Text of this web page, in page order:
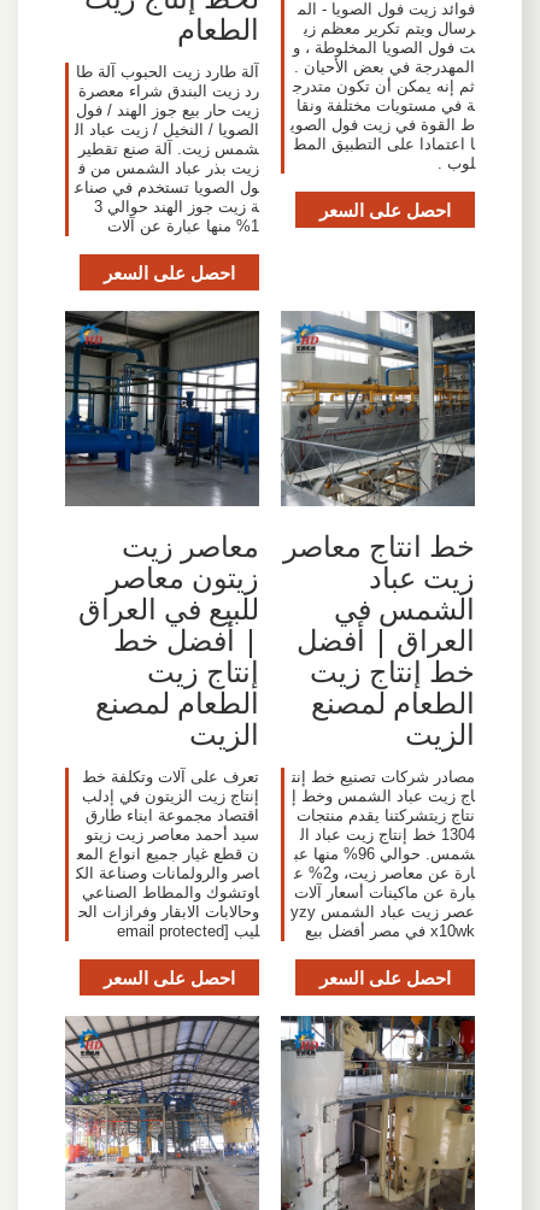
فوائد زيت فول الصويا - الم
رسال ويتم تكرير معظم زي
ت فول الصويا المخلوطة ، و
المهدرجة في بعض الأحيان .
ثم إنه يمكن أن تكون متدرج
ة في مستويات مختلفة ونقا
ط القوة في زيت فول الصوي
ا اعتمادا على التطبيق المط
لوب .
احصل على السعر
الطعام
آلة طارد زيت الحبوب آلة طا
رد زيت البندق شراء معصرة
زيت حار بيع جوز الهند / فول
الصويا / النخيل / زيت عباد ال
شمس زيت. آلة صنع تقطير
زيت بذر عباد الشمس من ف
ول الصويا تستخدم في صناع
ة زيت جوز الهند حوالي 3
1% منها عبارة عن آلات
احصل على السعر
خط انتاج معاصر
زيت عباد
الشمس في
العراق | أفضل
خط إنتاج زيت
الطعام لمصنع
الزيت
مصادر شركات تصنيع خط إنت
اج زيت عباد الشمس وخط إ
نتاج زيتشركتنا يقدم منتجات
1304 خط إنتاج زيت عباد ال
شمس. حوالي 96% منها عب
ارة عن معاصر زيت، و2% ع
بارة عن ماكينات أسعار آلات
عصر زيت عباد الشمس yzy
x10wk في مصر أفضل بيع
احصل على السعر
معاصر زيت
زيتون معاصر
للبيع في العراق
| أفضل خط
إنتاج زيت
الطعام لمصنع
الزيت
تعرف على آلات وتكلفة خط
إنتاج زيت الزيتون في إدلب
اقتصاد مجموعة ابناء طارق
سيد أحمد معاصر زيت زيتو
ن قطع غيار جميع انواع المع
اصر والرولمانات وصناعة الك
اوتشوك والمطاط الصناعي
وحالابات الابقار وفرازات الح
ليب [email protected
احصل على السعر